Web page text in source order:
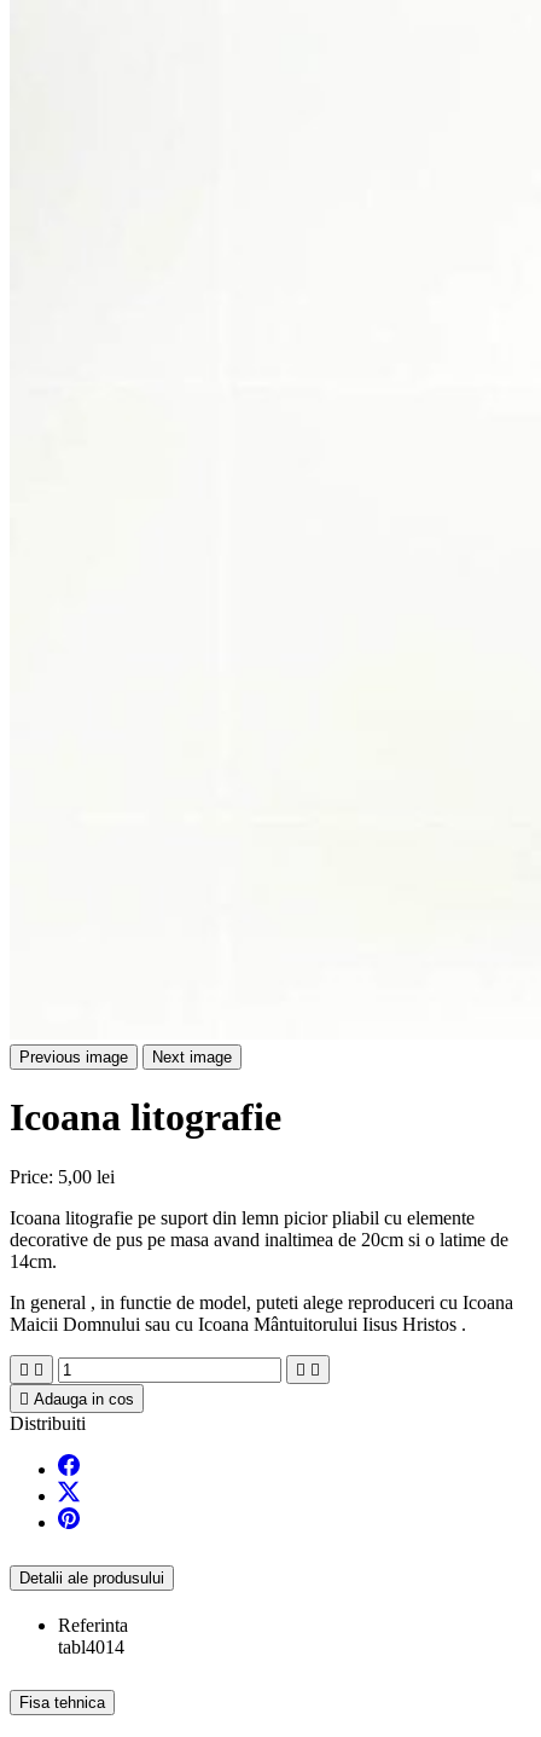
Previous image Next image
Icoana litografie
Price: 5,00 lei
Icoana litografie pe suport din lemn picior pliabil cu elemente
decorative de pus pe masa avand inaltimea de 20cm si o latime de
14cm.
In general , in functie de model, puteti alege reproduceri cu Icoana
Maicii Domnului sau cu Icoana Mântuitorului Iisus Hristos .
   
 Adauga in cos
Distribuiti
Detalii ale produsului
Referinta
tabl4014
Fisa tehnica